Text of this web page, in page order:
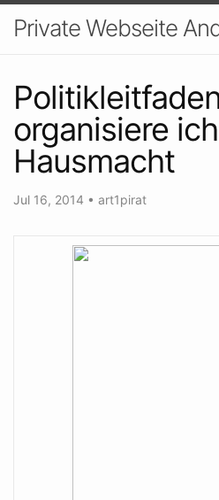
Private Webseite
organisiere
Hausmacht
Jul 16, 2014 • art1pirat